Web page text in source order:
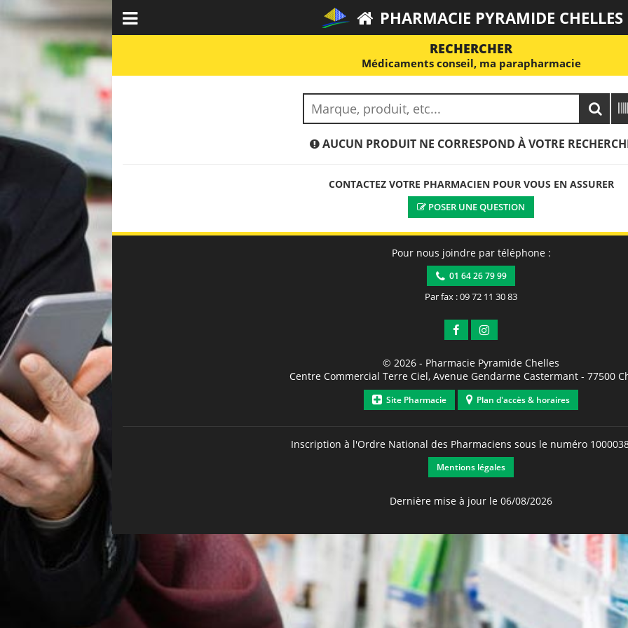
PHARMACIE PYRAMIDE CHELLES
RECHERCHER
Médicaments conseil, ma parapharmacie
AUCUN PRODUIT NE CORRESPOND À VOTRE
CONTACTEZ VOTRE PHARMACIEN POUR VOUS EN ASSURER
POSER UNE QUESTION
Pour nous joindre par téléphone :
01 64 26 79 99
Par fax : 09 72 11 30 83
© 2026 - Pharmacie Pyramide Chelles
Centre Commercial Terre Ciel, Avenue Gendarme Castermant - 77500
Site Pharmacie Plan d'accès & horaires
Inscription à l'Ordre National des Pharmaciens sous le numéro
Mentions légales
Dernière mise à jour le 06/08/2026